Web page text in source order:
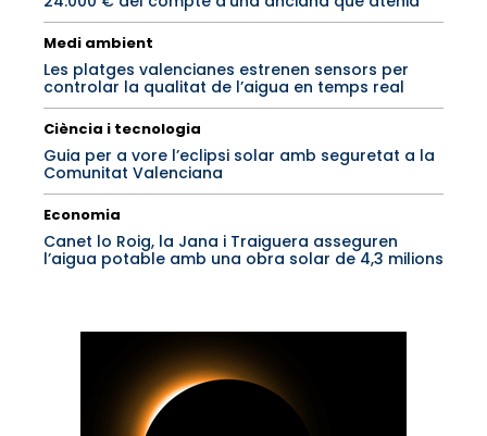
Medi ambient
Les platges valencianes estrenen sensors per
controlar la qualitat de l’aigua en temps real
Ciència i tecnologia
Guia per a vore l’eclipsi solar amb seguretat a la
Comunitat Valenciana
Economia
Canet lo Roig, la Jana i Traiguera asseguren
l’aigua potable amb una obra solar de 4,3 milions